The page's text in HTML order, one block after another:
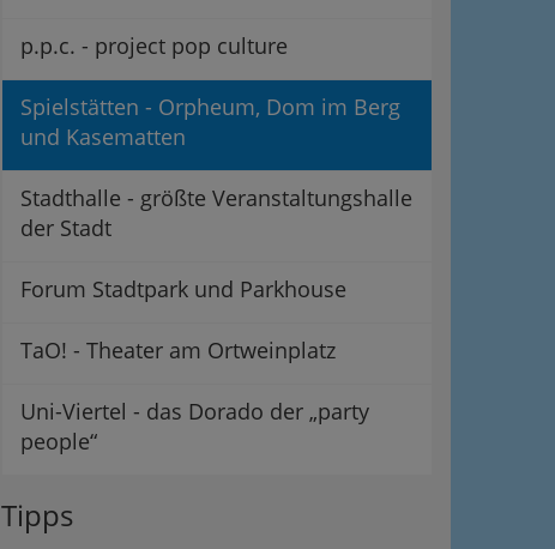
p.p.c. - project pop culture
Spielstätten - Orpheum, Dom im Berg
und Kasematten
Stadthalle - größte Veranstaltungshalle
der Stadt
Forum Stadtpark und Parkhouse
TaO! - Theater am Ortweinplatz
Uni-Viertel - das Dorado der „party
people“
Tipps